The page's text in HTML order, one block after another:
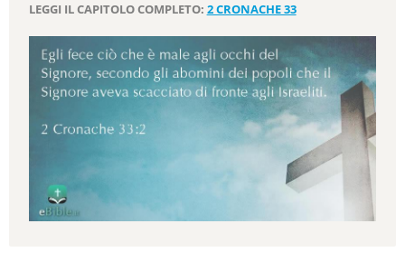
LEGGI IL CAPITOLO COMPLETO: 2 CRONACHE 33